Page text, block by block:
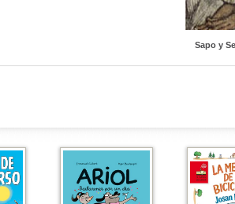
Sapo y